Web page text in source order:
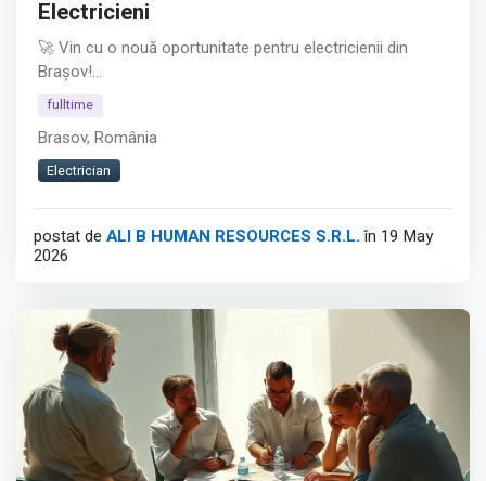
Electricieni
🚀 Vin cu o nouă oportunitate pentru electricienii din
Brașov!
Electrician Tablotier - un rol esențial în zona de producție
echipamente electrice.
📌 Programul de lucru: schimbul 1 (6:30 – 14:45 ).
🎯 Ce vei face:
documentației tehnice;
• Cablarea și montarea aparatajului;
Afișează tot
fulltime
Brasov, România
Electrician
postat de ALI B HUMAN RESOURCES S.R.L. în 19 May
2026